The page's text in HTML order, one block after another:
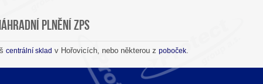
plnění ZPS
centrální sklad v Hořovicích, nebo některou z poboček.